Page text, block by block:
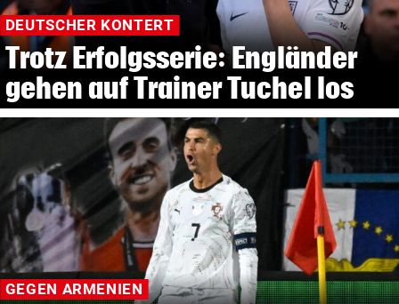
DEUTSCHER KONTERT
Trotz Erfolgsserie: Engländer
gehen auf Trainer Tuchel los
GEGEN ARMENIEN